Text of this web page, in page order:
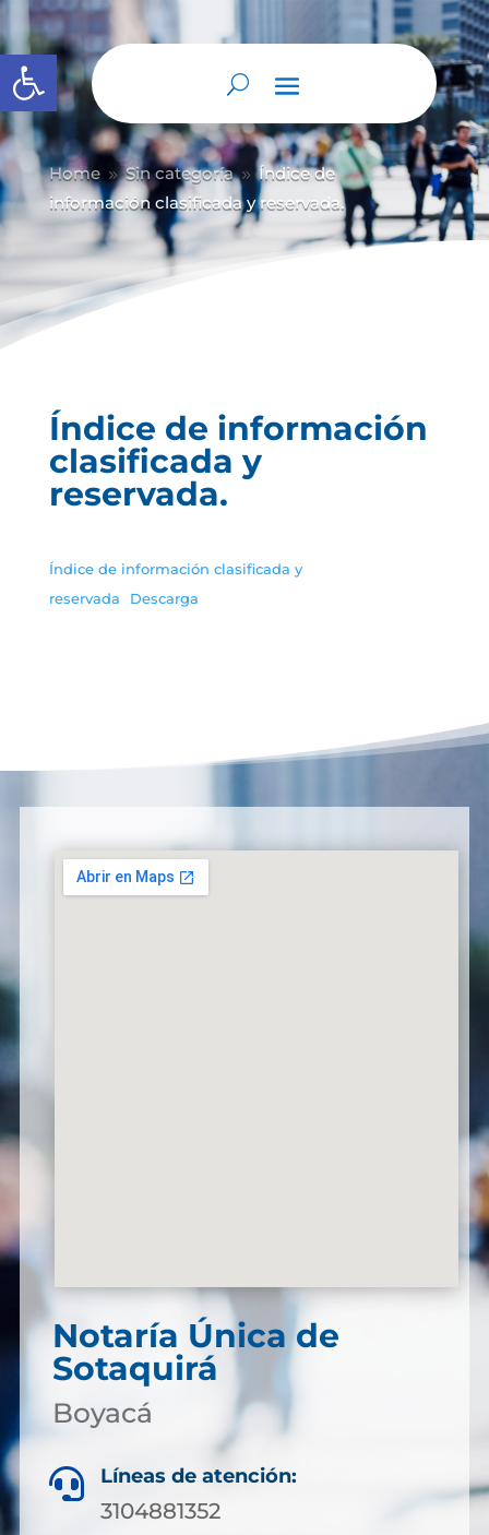
Abrir barra de herramientas
Home 9 Sin categoría 9 Índice de
información clasificada y reservada.
Índice de información
clasificada y
reservada.
Índice de información clasificada y
reservada
Descarga
Notaría Única de
Sotaquirá
Boyacá
 Líneas de atención:
3104881352